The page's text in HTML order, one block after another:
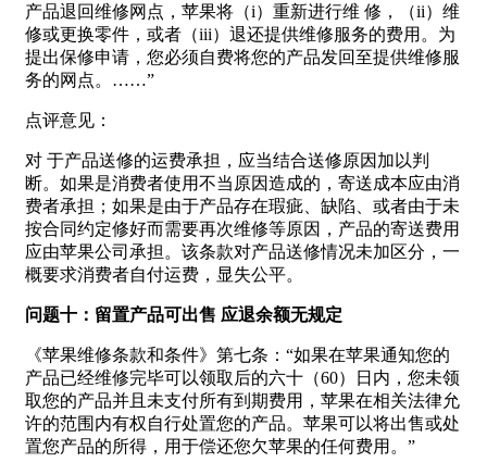
产品退回维修网点，苹果将（i）重新进行维 修，（ii）维
修或更换零件，或者（iii）退还提供维修服务的费用。为
提出保修申请，您必须自费将您的产品发回至提供维修服
务的网点。……”
点评意见：
对 于产品送修的运费承担，应当结合送修原因加以判
断。如果是消费者使用不当原因造成的，寄送成本应由消
费者承担；如果是由于产品存在瑕疵、缺陷、或者由于未
按合同约定修好而需要再次维修等原因，产品的寄送费用
应由苹果公司承担。该条款对产品送修情况未加区分，一
概要求消费者自付运费，显失公平。
问题十：留置产品可出售 应退余额无规定
《苹果维修条款和条件》第七条：“如果在苹果通知您的
产品已经维修完毕可以领取后的六十（60）日内，您未领
取您的产品并且未支付所有到期费用，苹果在相关法律允
许的范围内有权自行处置您的产品。苹果可以将出售或处
置您产品的所得，用于偿还您欠苹果的任何费用。”